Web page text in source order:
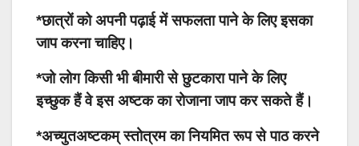
*छात्रों को अपनी पढ़ाई में सफलता पाने के लिए इसका
जाप करना चाहिए।
*जो लोग किसी भी बीमारी से छुटकारा पाने के लिए
इच्छुक हैं वे इस अष्टक का रोजाना जाप कर सकते हैं।
*अच्युतअष्टकम् स्तोत्रम का नियमित रूप से पाठ करने